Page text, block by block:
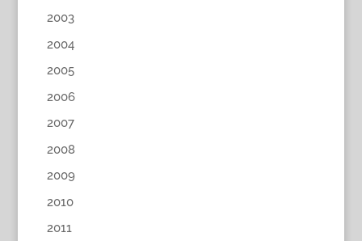
2003
2004
2005
2006
2007
2008
2009
2010
2011